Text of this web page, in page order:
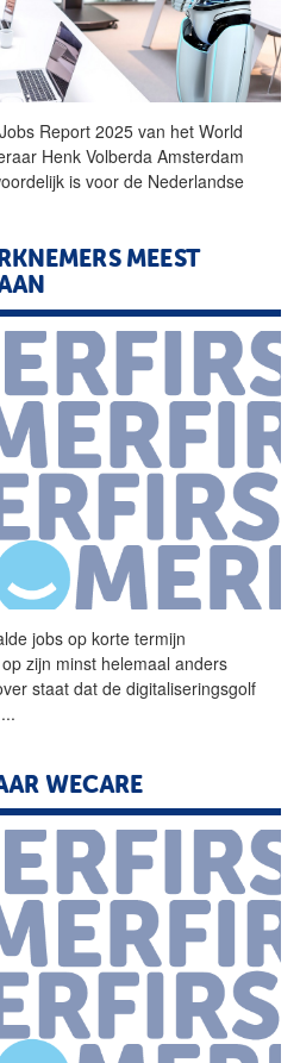
Jobs Report 2025 van het World
Henk Volberda Amsterdam
is voor de Nederlandse
MEEST
jobs op korte termijn
zijn minst helemaal anders
staat dat de digitaliseringsgolf
...
WECARE